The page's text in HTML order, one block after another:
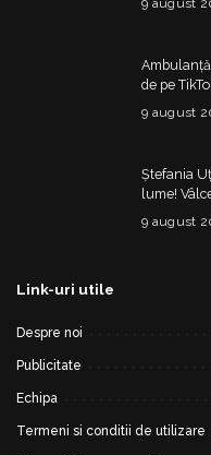
9 august
de pe
9 august
Ștefania
lume!
9 august
Link-uri utile
Despre noi
Publicitate
Echipa
Termeni si conditii de utilizare